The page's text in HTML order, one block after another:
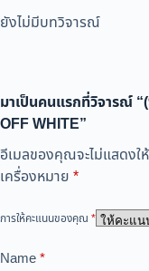
ยังไม่มีบทวิจารณ์
มาเป็นคนแรกที่วิจารณ์
OFF WHITE”
อีเมลของคุณจะไม่แสดงใ
เครื่องหมาย *
การให้คะแนนของคุณ *
Name*